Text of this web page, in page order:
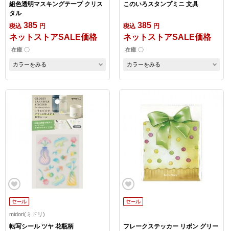
組色透明マスキングテープ クリス
タル
税込 385 円
ネットストアSALE価格
在庫 〇
カラーをみる
このいろスタンプミニ 文具
税込 385 円
ネットストアSALE価格
在庫 〇
カラーをみる
midori(ミドリ)
転写シール ツヤ 花瓶柄
フレークステッカー リボン グリー